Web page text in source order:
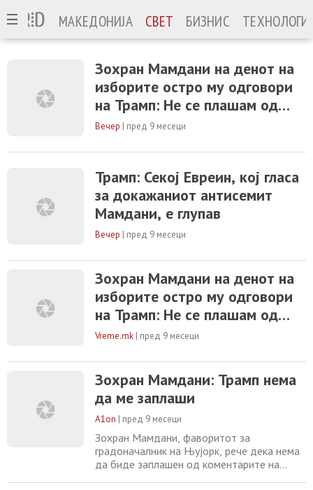
МАКЕДОНИЈА СВЕТ БИЗНИС
Зохран Мамдани на денот на
изборите остро му одговори
на Трамп: Не се плашам од
закани
Вечер | пред 9 месеци
Трамп: Секој Евреин, кој гласа
за докажаниот антисемит
Мамдани, е глупав
Вечер | пред 9 месеци
Зохран Мамдани на денот на
изборите остро му одговори
на Трамп: Не се плашам од
закани
Vreme.mk | пред 9 месеци
Зохран Мамдани: Трамп нема
да ме заплаши
A1on | пред 9 месеци
Зохран Мамдани, фаворитот за
градоначалник на Њујорк, рече дека нема
да биде заплашен од коментарите на